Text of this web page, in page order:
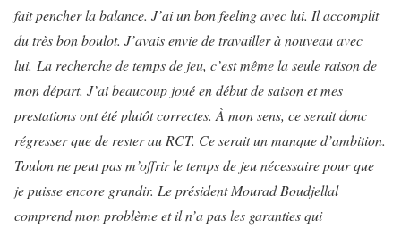
fait pencher la balance. J’ai un bon feeling avec lui. Il accomplit
du très bon boulot. J’avais envie de travailler à nouveau avec
lui. La recherche de temps de jeu, c’est même la seule raison de
mon départ. J’ai beaucoup joué en début de saison et mes
prestations ont été plutôt correctes. À mon sens, ce serait donc
régresser que de rester au RCT. Ce serait un manque d’ambition.
Toulon ne peut pas m’offrir le temps de jeu nécessaire pour que
je puisse encore grandir. Le président Mourad Boudjellal
comprend mon problème et il n’a pas les garanties qui